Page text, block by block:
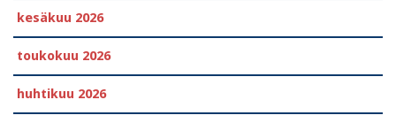
kesäkuu 2026
toukokuu 2026
huhtikuu 2026